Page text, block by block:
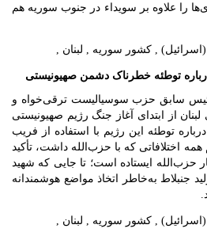
را علاوه بر سویداء در جنوب سوریه هم
توطئه خطرناک دشمن صهیونیستی
رئیس سابق حزب سوسیالیست ترقی‌خواه و
از ابتدای آغاز جنگ رژیم صهیونیستی
درباره توطئه این رژیم با استفاده از فریب
اختلافاتی که با حزب‌الله داشت، تأکید
حزب‌الله ایستاده است؛ تا جایی که شهید
جنبلاط به‌خاطر اتخاذ مواضع هوشمندانه